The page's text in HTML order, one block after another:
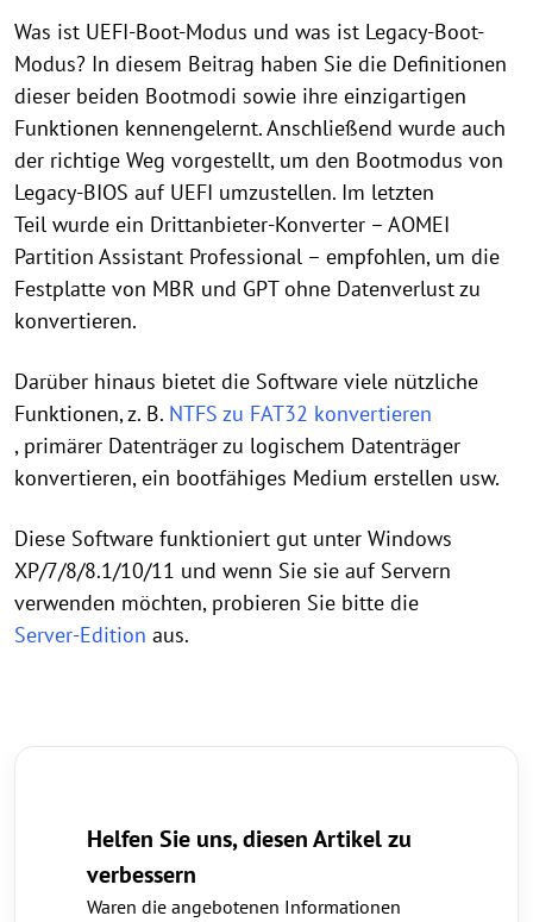
Was ist UEFI-Boot-Modus und was ist Legacy-Boot-
Modus? In diesem Beitrag haben Sie die Definitionen
dieser beiden Bootmodi sowie ihre einzigartigen
Funktionen kennengelernt. Anschließend wurde auch
der richtige Weg vorgestellt, um den Bootmodus von
Legacy-BIOS auf UEFI umzustellen. Im letzten
Teil wurde ein Drittanbieter-Konverter – AOMEI
Partition Assistant Professional – empfohlen, um die
Festplatte von MBR und GPT ohne Datenverlust zu
konvertieren.
Darüber hinaus bietet die Software viele nützliche
Funktionen, z. B. NTFS zu FAT32 konvertieren
, primärer Datenträger zu logischem Datenträger
konvertieren, ein bootfähiges Medium erstellen usw.
Diese Software funktioniert gut unter Windows
XP/7/8/8.1/10/11 und wenn Sie sie auf Servern
verwenden möchten, probieren Sie bitte die
Server-Edition aus.
Helfen Sie uns, diesen Artikel zu
verbessern
Waren die angebotenen Informationen